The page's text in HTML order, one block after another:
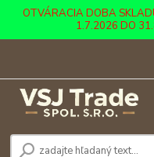
OTVÁRACIA DOBA
1.7.2026 DO